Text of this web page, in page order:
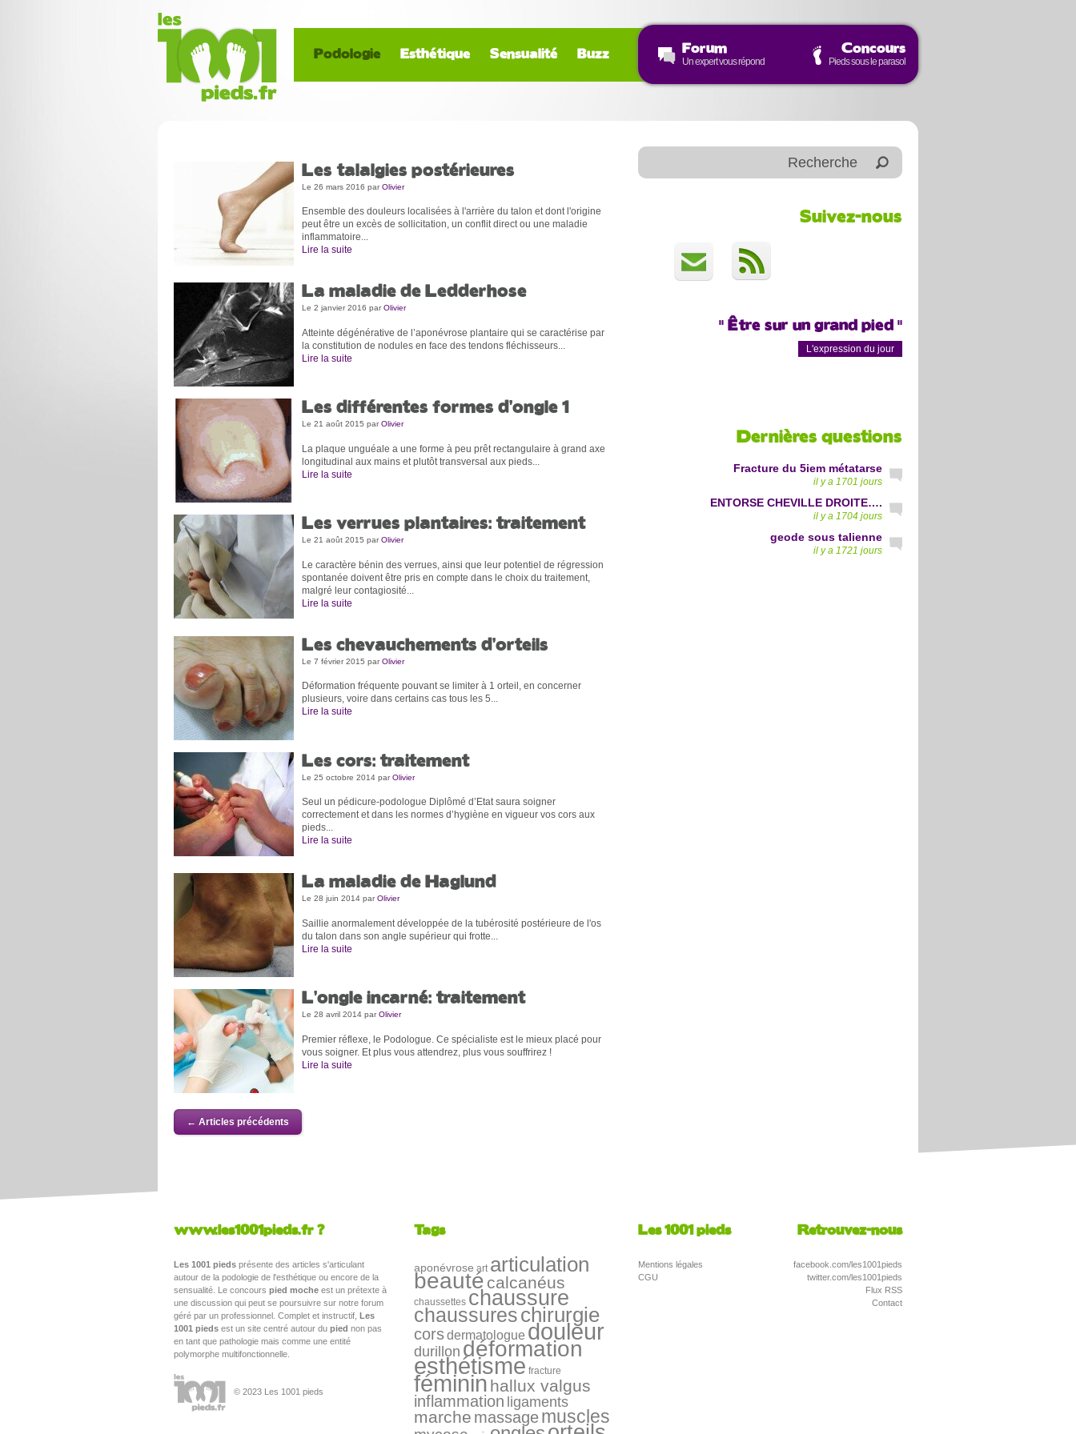
Podologie Esthétique Sensualité Buzz Forum
Un expert vous répond
Concours
Pieds sous le parasol
Les talalgies postérieures
Le 26 mars 2016 parOlivier
Ensemble des douleurs localisées à l'arrière du talon et dont l'origine
peut être un excès de sollicitation, un conflit direct ou une maladie
inflammatoire...
Lire la suite
La maladie de Ledderhose
Le 2 janvier 2016 parOlivier
Atteinte dégénérative de l’aponévrose plantaire qui se caractérise par
la constitution de nodules en face des tendons fléchisseurs...
Lire la suite
Les différentes formes d’ongle 1
Le 21 août 2015 parOlivier
La plaque unguéale a une forme à peu prêt rectangulaire à grand axe
longitudinal aux mains et plutôt transversal aux pieds...
Lire la suite
Les verrues plantaires: traitement
Le 21 août 2015 parOlivier
Le caractère bénin des verrues, ainsi que leur potentiel de régression
spontanée doivent être pris en compte dans le choix du traitement,
malgré leur contagiosité...
Lire la suite
Les chevauchements d’orteils
Le 7 février 2015 parOlivier
Déformation fréquente pouvant se limiter à 1 orteil, en concerner
plusieurs, voire dans certains cas tous les 5...
Lire la suite
Les cors: traitement
Le 25 octobre 2014 parOlivier
Seul un pédicure-podologue Diplômé d’Etat saura soigner
correctement et dans les normes d’hygiène en vigueur vos cors aux
pieds...
Lire la suite
La maladie de Haglund
Le 28 juin 2014 parOlivier
Saillie anormalement développée de la tubérosité postérieure de l'os
du talon dans son angle supérieur qui frotte...
Lire la suite
L’ongle incarné: traitement
Le 28 avril 2014 parOlivier
Premier réflexe, le Podologue. Ce spécialiste est le mieux placé pour
vous soigner. Et plus vous attendrez, plus vous souffrirez !
Lire la suite
← Articles précédents
Suivez-nous
" Être sur un grand pied "
L'expression du jour
Dernières questions
Fracture du 5iem métatarse
il y a 1701 jours
ENTORSE CHEVILLE DROITE….
il y a 1704 jours
geode sous talienne
il y a 1721 jours
www.les1001pieds.fr ?
Les 1001 pieds présente des articles s'articulant
autour de la podologie de l'esthétique ou encore de la
sensualité. Le concours pied moche est un prétexte à
une discussion qui peut se poursuivre sur notre forum
géré par un professionnel. Complet et instructif, Les
1001 pieds est un site centré autour du pied non pas
en tant que pathologie mais comme une entité
polymorphe multifonctionnelle.
© 2023 Les 1001 pieds
Tags
aponévrose art articulation
beauté calcanéus
chaussettes chaussure
chaussureschirurgie
corsdermatologue douleur
durillon déformation
esthétisme fracture
féminin hallux valgus
inflammation ligaments
marche massagemuscles
Les 1001 pieds
Mentions légales
CGU
Retrouvez-nous
facebook.com/les1001pieds
twitter.com/les1001pieds
Flux RSS
Contact